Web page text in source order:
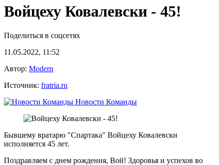
Войцеху Ковалевски - 45!
Поделиться в соцсетях
11.05.2022, 11:52
Автор: Modern
Источник: fratria.ru
Новости Команды
Бывшему вратарю "Спартака" Войцеху Ковалевски
исполняется 45 лет.
Поздравляем с днем рождения, Вой! Здоровья и успехов во